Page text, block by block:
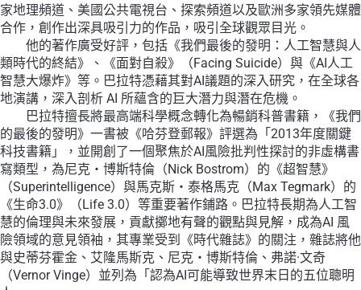
家地理頻道、美國公共電視台、探索頻道以及歐洲多家領先媒體
合作，創作出深具吸引力的作品，吸引全球觀眾目光。
他的著作廣受好評，包括《我們最後的發明：人工智慧與人
類時代的終結》、《面對自殺》（Facing Suicide）與《AI人工
智慧大爆炸》等。巴拉特憑藉其對AI議題的深入研究，在全球各
地演講，深入剖析 AI 所蘊含的巨大潛力與潛在危機。
巴拉特擅長將最高端科學概念轉化為暢銷科普書籍，《我們
的最後的發明》一書被《哈芬登郵報》評選為「2013年度關鍵
科技書籍」，並開創了一個聚焦於AI風險批判性探討的非虛構書
寫類型，為尼克・博斯特倫（Nick Bostrom）的《超智慧》
（Superintelligence）與馬克斯・泰格馬克（Max Tegmark）的
《生命3.0》（Life 3.0）等重要著作鋪路。巴拉特長期為人工智
慧的倫理與未來發展，貢獻擲地有聲的觀點與見解，成為AI 風
險領域的意見領袖，其專業受到《時代雜誌》的關注，雜誌將他
與史蒂芬霍金、艾隆馬斯克、尼克・博斯特倫、弗諾·文奇
（Vernor Vinge）並列為「認為AI可能導致世界末日的五位聰明